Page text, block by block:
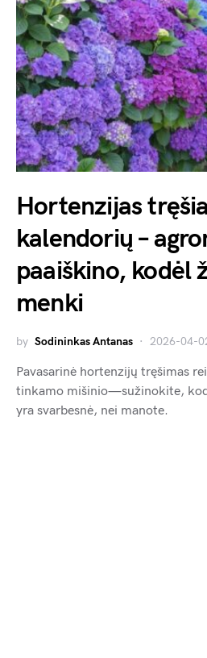
Hortenzijas
kalendorių –
paaiškino, kodėl
menki
by Sodininkas Antanas 2026-04-
Pavasarinė hortenzijų tręšimas
tinkamo mišinio—sužinokite,
yra svarbesnė, nei manote.